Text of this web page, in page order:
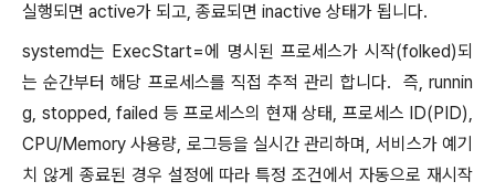
실행되면 active가 되고, 종료되면 inactive 상태가 됩니다.
systemd는 ExecStart=에 명시된 프로세스가 시작(folked)되
는 순간부터 해당 프로세스를 직접 추적 관리 합니다. 즉, runnin
g, stopped, failed 등 프로세스의 현재 상태, 프로세스 ID(PID),
CPU/Memory 사용량, 로그등을 실시간 관리하며, 서비스가 예기
치 않게 종료된 경우 설정에 따라 특정 조건에서 자동으로 재시작